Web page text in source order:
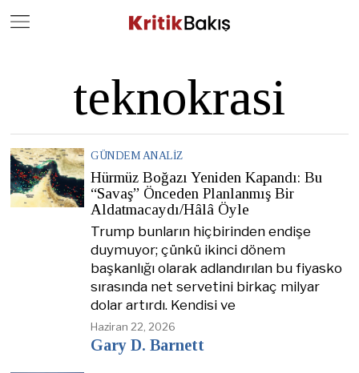
teknokrasi
GÜNDEM ANALIZ
Hürmüz Boğazı Yeniden Kapandı: Bu
“Savaş” Önceden Planlanmış Bir
Aldatmacaydı/Hâlâ Öyle
Trump bunların hiçbirinden endişe
duymuyor; çünkü ikinci dönem
başkanlığı olarak adlandırılan bu fiyasko
sırasında net servetini birkaç milyar
dolar artırdı. Kendisi ve
Haziran 22, 2026
Gary D. Barnett